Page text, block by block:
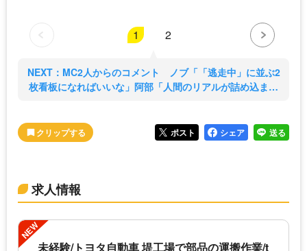
1 2
NEXT：MC2人からのコメント ノブ「「逃走中」に並ぶ2
枚看板になればいいな」阿部「人間のリアルが詰め込まれ
ポスト シェア 送る
求人情報
NEW
未経験/トヨタ自動車 堤工場で部品の運搬作業/t